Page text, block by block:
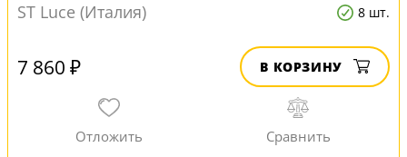
ST Luce (Италия) 8 шт.
7 860 ₽ В КОРЗИНУ